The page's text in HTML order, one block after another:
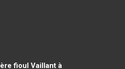
fioul Vaillant à